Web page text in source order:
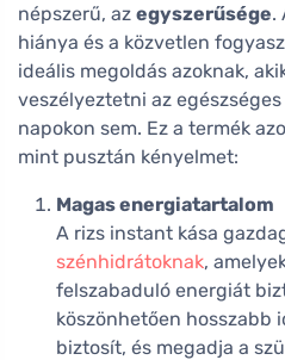
népszerű, az egyszerűsége.
hiánya és a közvetlen
ideális megoldás azoknak,
veszélyeztetni az
napokon sem. Ez a termék
mint pusztán kényelmet:
Magas energiatartalom
A rizs instant kása
szénhidrátoknak,
felszabaduló energiát
köszönhetően hosszabb
biztosít, és megadja a